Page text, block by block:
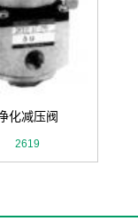
化减压阀
2619